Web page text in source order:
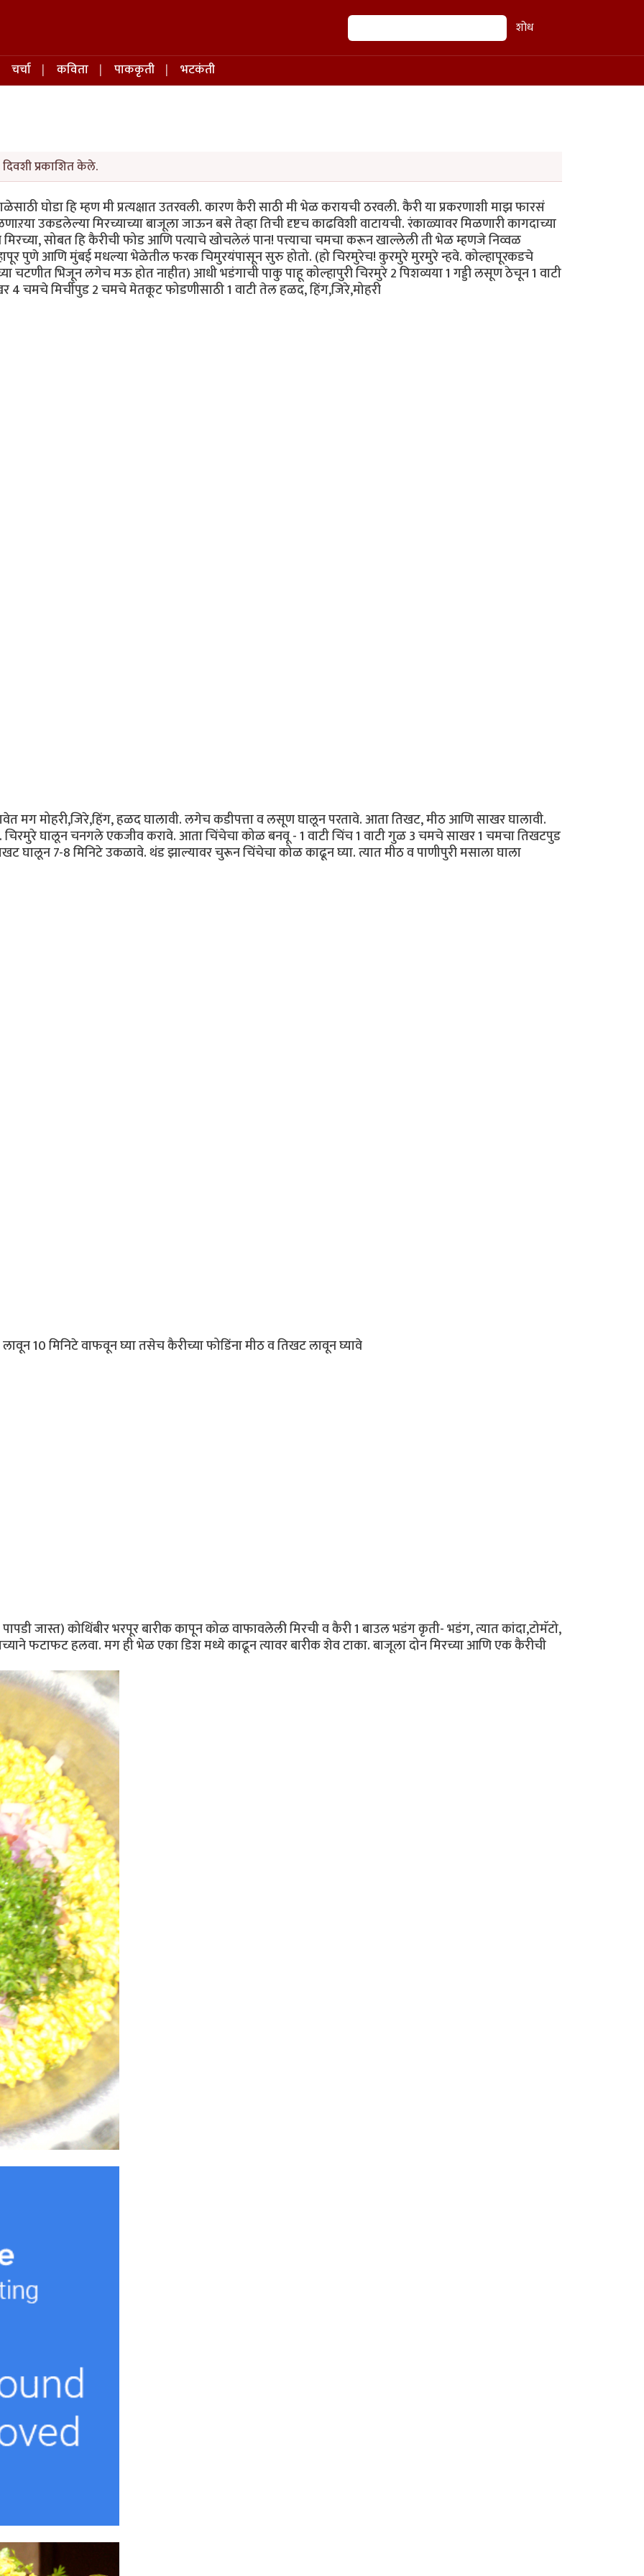
शोध शोध
चर्चा कविता पाककृती भटकंती
प्रकाशित केले.
घोडा हि म्हण मी प्रत्यक्षात उतरवली. कारण कैरी साठी मी भेळ करायची ठरवली. कैरी या प्रकरणाशी माझ फारसं
उकडलेल्या मिरच्याच्या बाजूला जाऊन बसे तेव्हा तिची दृष्टच काढविशी वाटायची. रंकाळ्यावर मिळणारी कागदाच्या
सोबत हि कैरीची फोड आणि पत्याचे खोचलेलं पान! पत्त्याचा चमचा करून खाल्लेली ती भेळ म्हणजे निव्वळ
पुणे आणि मुंबई मधल्या भेळेतील फरक चिमुरयंपासून सुरु होतो. (हो चिरमुरेच! कुरमुरे मुरमुरे न्हवे. कोल्हापूरकडचे
चटणीत भिजून लगेच मऊ होत नाहीत) आधी भडंगाची पाकु पाहू कोल्हापुरी चिरमुरे 2 पिशव्यया 1 गड्डी लसूण ठेचून 1 वाटी
4 चमचे मिर्चीपुड 2 चमचे मेतकूट फोडणीसाठी 1 वाटी तेल हळद, हिंग,जिरे,मोहरी
मग मोहरी,जिरे,हिंग, हळद घालावी. लगेच कडीपत्ता व लसूण घालून परतावे. आता तिखट, मीठ आणि साखर घालावी.
घालून चनगले एकजीव करावे. आता चिंचेचा कोळ बनवू - 1 वाटी चिंच 1 वाटी गुळ 3 चमचे साखर 1 चमचा तिखटपुड
घालून 7-8 मिनिटे उकळावे. थंड झाल्यावर चुरून चिंचेचा कोळ काढून घ्या. त्यात मीठ व पाणीपुरी मसाला घाला
10 मिनिटे वाफवून घ्या तसेच कैरीच्या फोडिंना मीठ व तिखट लावून घ्यावे
जास्त) कोथिंबीर भरपूर बारीक कापून कोळ वाफावलेली मिरची व कैरी 1 बाउल भडंग कृती- भडंग, त्यात कांदा,टोमॅटो,
फटाफट हलवा. मग ही भेळ एका डिश मध्ये काढून त्यावर बारीक शेव टाका. बाजूला दोन मिरच्या आणि एक कैरीची